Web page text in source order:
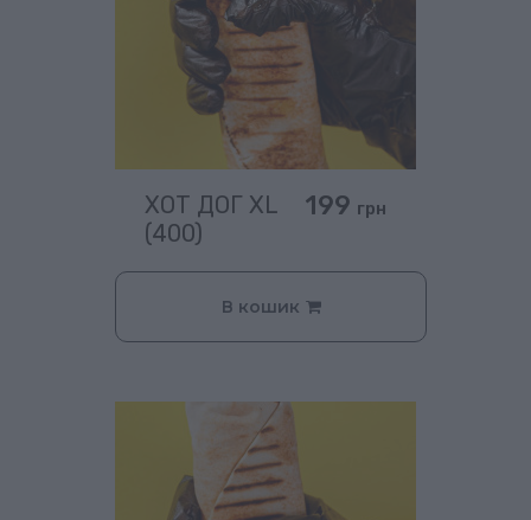
ХОТ ДОГ XL
(400)
199 грн
В кошик